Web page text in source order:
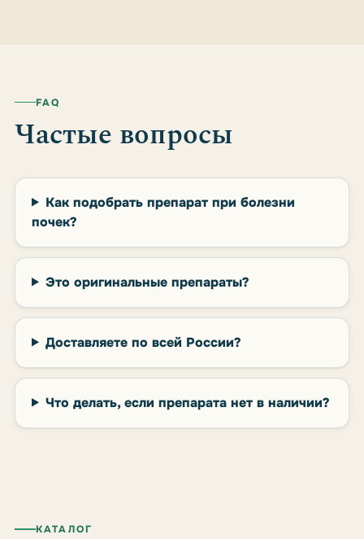
FAQ
Частые вопросы
Как подобрать препарат при болезни
почек?
Это оригинальные препараты?
Доставляете по всей России?
Что делать, если препарата нет в наличии?
КАТАЛОГ